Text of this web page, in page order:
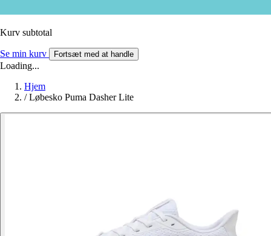
Kurv subtotal
Se min kurv Fortsæt med at handle
Loading...
Hjem
/ Løbesko Puma Dasher Lite